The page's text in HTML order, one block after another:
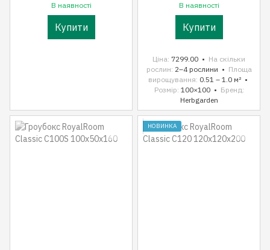
В наявності
Купити
В наявності
Купити
Ціна 7299.00
На скільки
рослин 2–4 рослини
Площа
вирощування 0.51 – 1.0 м²
Розмір 100×100
Бренд
Herbgarden
НОВИНКА